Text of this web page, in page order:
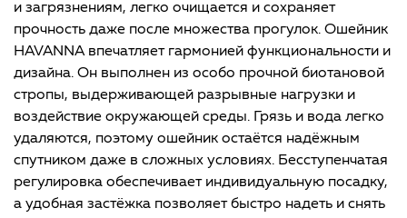
и загрязнениям, легко очищается и сохраняет
прочность даже после множества прогулок. Ошейник
HAVANNA впечатляет гармонией функциональности и
дизайна. Он выполнен из особо прочной биотановой
стропы, выдерживающей разрывные нагрузки и
воздействие окружающей среды. Грязь и вода легко
удаляются, поэтому ошейник остаётся надёжным
спутником даже в сложных условиях. Бесступенчатая
регулировка обеспечивает индивидуальную посадку,
а удобная застёжка позволяет быстро надеть и снять